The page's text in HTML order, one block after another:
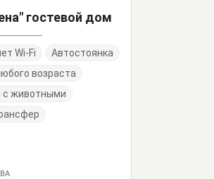
гостевой дом
Wi-Fi
Автостоянка
возраста
животными